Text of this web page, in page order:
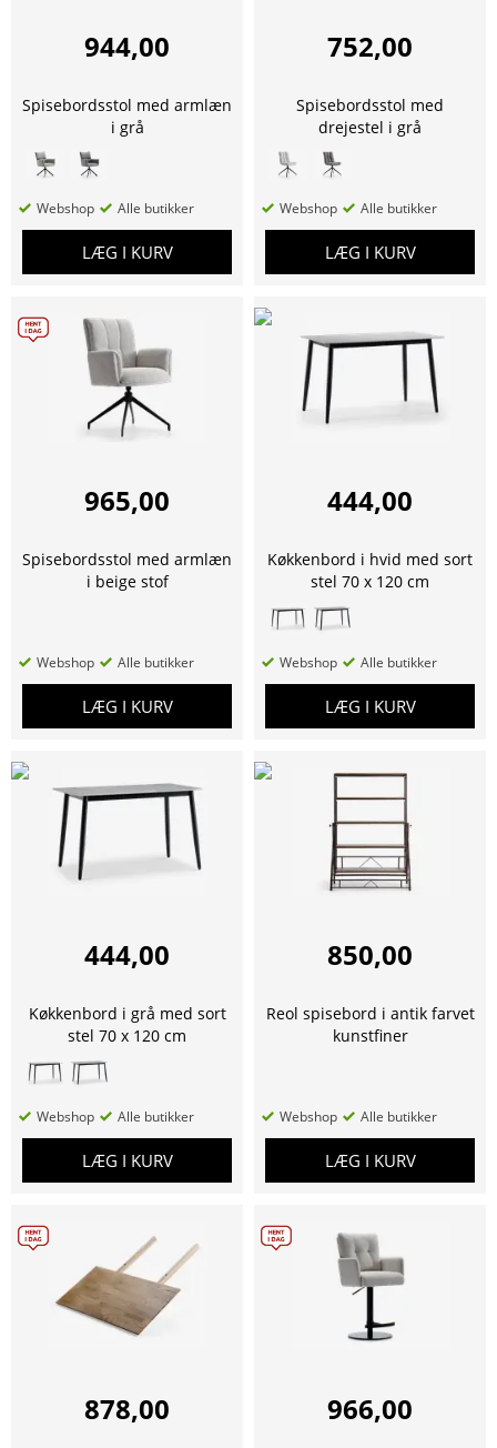
944,00
Spisebordsstol med armlæn
i grå
Webshop Alle butikker
LÆG I KURV
752,00
Spisebordsstol med
drejestel i grå
Webshop Alle butikker
LÆG I KURV
965,00
Spisebordsstol med armlæn
i beige stof
Webshop Alle butikker
LÆG I KURV
444,00
Køkkenbord i hvid med sort
stel 70 x 120 cm
Webshop Alle butikker
LÆG I KURV
444,00
Køkkenbord i grå med sort
stel 70 x 120 cm
Webshop Alle butikker
LÆG I KURV
850,00
Reol spisebord i antik farvet
kunstfiner
Webshop Alle butikker
LÆG I KURV
878,00 966,00